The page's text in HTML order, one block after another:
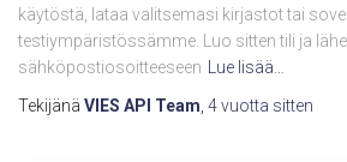
käytöstä, lataa valitsemasi kirjastot tai
testiympäristössämme. Luo sitten tili ja
sähköpostiosoitteeseen Lue lisää…
Tekijänä VIES API Team, 4 vuotta sitten